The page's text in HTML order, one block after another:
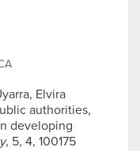
Elvira
authorities,
developing
, 5, 4, 100175